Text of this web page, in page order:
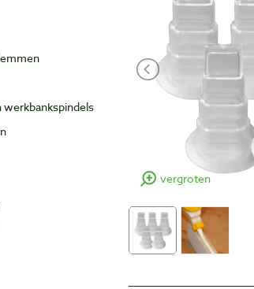
werkbankspindels
vergroten